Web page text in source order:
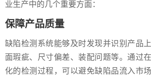
业生产中的几个重要方面：
保障产品质量
缺陷检测系统能够及时发现并识别产品
面瑕疵、尺寸偏差、装配问题等。通过
化的检测过程，可以避免缺陷品流入市